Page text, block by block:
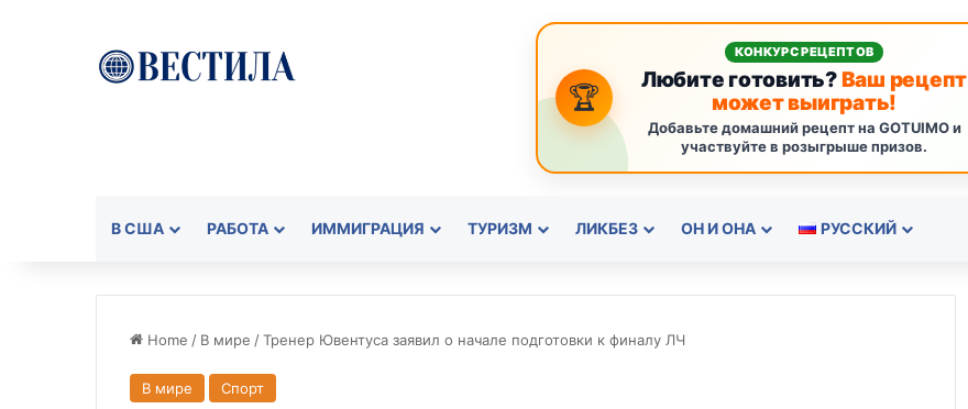
🏆
КОНКУРС РЕЦЕПТОВ
Любите готовить?Ваш рецепт
может выиграть!
Добавьте домашний рецепт на GOTUIMO и
участвуйте в розыгрыше призов.
В США РАБОТА ИММИГРАЦИЯ ТУРИЗМ ЛИКБЕЗ ОН И ОНА РУССКИЙ
Home / В мире /Тренер Ювентуса заявил о начале подготовки к финалу ЛЧ
В мире Спорт